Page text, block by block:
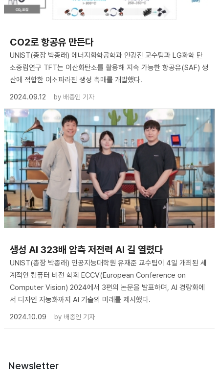
CO2로 항공유 만든다
UNIST(총장 박종래) 에너지화학공학과 안광진 교수팀과 LG화학 탄
소중립연구 TFT는 이산화탄소를 활용해 지속 가능한 항공유(SAF) 생
산에 적합한 이소파라핀 생성 촉매를 개발했다.
2024.09.12
by 배종인 기자
생성 AI 323배 압축 저전력 AI 길 열렸다
UNIST(총장 박종래) 인공지능대학원 유재준 교수팀이 4일 개최된 세
계적인 컴퓨터 비전 학회 ECCV(European Conference on
Computer Vision) 2024에서 3편의 논문을 발표하며, AI 경량화에
서 디자인 자동화까지 AI 기술의 미래를 제시했다.
2024.10.09
by 배종인 기자
Newsletter